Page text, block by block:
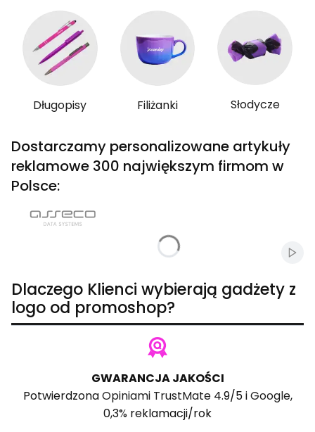
Długopisy Filiżanki Słodycze
Dostarczamy personalizowane artykuły
reklamowe 300 największym firmom w
Polsce:
Dlaczego Klienci wybierają gadżety z
logo od promoshop?
GWARANCJA JAKOŚCI
PotwierdzonaOpiniami TrustMate4.9/5 iGoogle,
0,3% reklamacji/rok